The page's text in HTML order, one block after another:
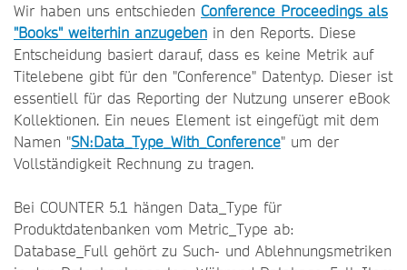
Wir haben uns entschieden Conference Proceedings als
"Books" weiterhin anzugeben in den Reports. Diese
Entscheidung basiert darauf, dass es keine Metrik auf
Titelebene gibt für den "Conference" Datentyp. Dieser ist
essentiell für das Reporting der Nutzung unserer eBook
Kollektionen. Ein neues Element ist eingefügt mit dem
Namen "SN:Data_Type_With_Conference" um der
Vollständigkeit Rechnung zu tragen.
Bei COUNTER 5.1 hängen Data_Type für
Produktdatenbanken vom Metric_Type ab:
Database_Full gehört zu Such- und Ablehnungsmetriken